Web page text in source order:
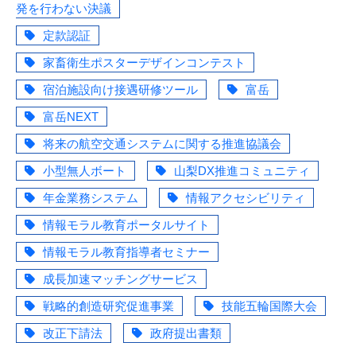
発を行わない決議
定款認証
家畜衛生ポスターデザインコンテスト
宿泊施設向け接遇研修ツール
富岳
富岳NEXT
将来の航空交通システムに関する推進協議会
小型無人ボート
山梨DX推進コミュニティ
年金業務システム
情報アクセシビリティ
情報モラル教育ポータルサイト
情報モラル教育指導者セミナー
成長加速マッチングサービス
戦略的創造研究促進事業
技能五輪国際大会
改正下請法
政府提出書類